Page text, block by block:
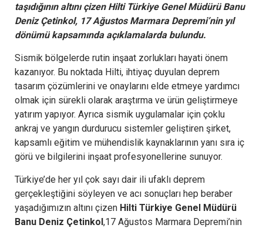
taşıdığının altını çizen Hilti Türkiye Genel Müdürü Banu
Deniz Çetinkol, 17 Ağustos Marmara Depremi’nin yıl
dönümü kapsamında açıklamalarda bulundu.
Sismik bölgelerde rutin inşaat zorlukları hayati önem
kazanıyor. Bu noktada Hilti, ihtiyaç duyulan deprem
tasarım çözümlerini ve onaylarını elde etmeye yardımcı
olmak için sürekli olarak araştırma ve ürün geliştirmeye
yatırım yapıyor. Ayrıca sismik uygulamalar için çoklu
ankraj ve yangın durdurucu sistemler geliştiren şirket,
kapsamlı eğitim ve mühendislik kaynaklarının yanı sıra iç
görü ve bilgilerini inşaat profesyonellerine sunuyor.
Türkiye’de her yıl çok sayı dair ili ufaklı deprem
gerçekleştiğini söyleyen ve acı sonuçları hep beraber
yaşadığımızın altını çizen Hilti Türkiye Genel Müdürü
Banu Deniz Çetinkol,17 Ağustos Marmara Depremi’nin